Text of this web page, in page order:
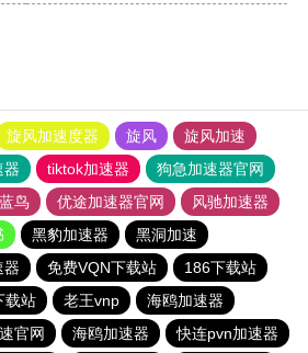
旋风加速度器 旋风
旋风加速
器 tiktok加速器
狗急加速器官网
鸟 优途加速器官网
风驰加速器
黑豹加速器
黑洞加速
器 免费VQN下载站
186下载站
载站 老王vnp
海鸥加速器
官网 海鸥加速器 快连pvn加速器